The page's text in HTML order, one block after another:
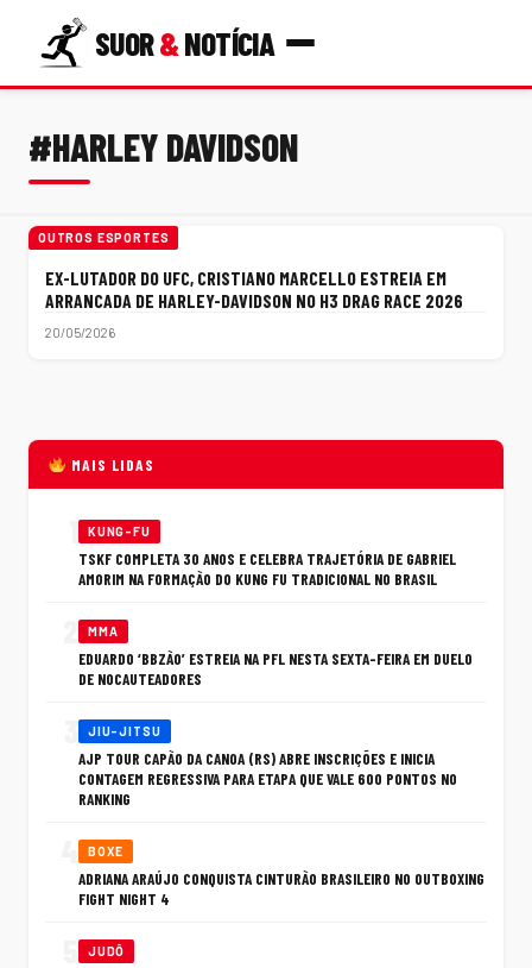
SUOR&NOTÍCIA
#HARLEY DAVIDSON
OUTROS ESPORTES
EX-LUTADOR DO UFC, CRISTIANO MARCELLO ESTREIA EM
ARRANCADA DE HARLEY-DAVIDSON NO H3 DRAG RACE 2026
20/05/2026
MAIS LIDAS
KUNG-FU
TSKF COMPLETA 30 ANOS E CELEBRA TRAJETÓRIA DE GABRIEL
AMORIM NA FORMAÇÃO DO KUNG FU TRADICIONAL NO BRASIL
MMA
EDUARDO ‘BBZÃO’ ESTREIA NA PFL NESTA SEXTA-FEIRA EM DUELO
DE NOCAUTEADORES
JIU-JITSU
AJP TOUR CAPÃO DA CANOA (RS) ABRE INSCRIÇÕES E INICIA
CONTAGEM REGRESSIVA PARA ETAPA QUE VALE 600 PONTOS NO
RANKING
BOXE
ADRIANA ARAÚJO CONQUISTA CINTURÃO BRASILEIRO NO OUTBOXING
FIGHT NIGHT 4
JUDÔ